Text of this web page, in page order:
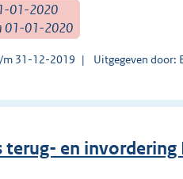
01-2020
01-01-2020
m 31-12-2019 Uitgegeven door:
terug- en